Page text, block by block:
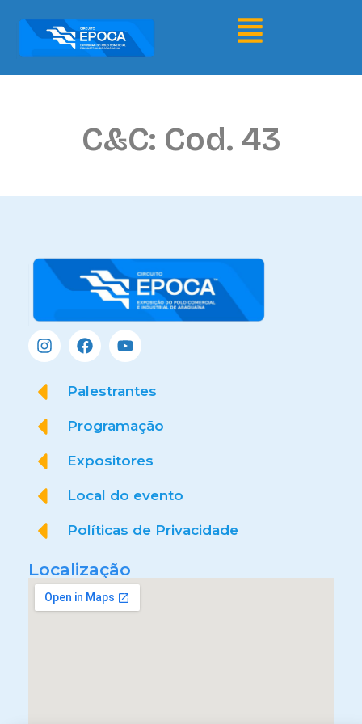
C&C: Cod. 43
Palestrantes
Programação
Expositores
Local do evento
Políticas de Privacidade
Localização